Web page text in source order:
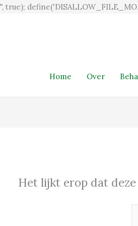
true);
Home Over
Het lijkt erop dat